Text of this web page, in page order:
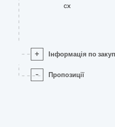
cx
+ Інформація по
- Пропозиції